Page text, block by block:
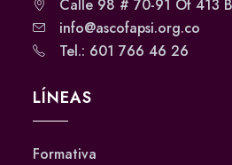
Calle 98 # 70-91 Of 413
info@ascofapsi.org.co
Tel.: 601 766 46 26
LÍNEAS
Formativa